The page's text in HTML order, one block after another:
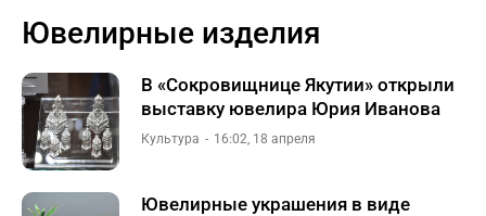
ювелирные изделия
В «Сокровищнице Якутии» открыли
выставку ювелира Юрия Иванова
Культура 16:02, 18 апреля
Ювелирные украшения в виде